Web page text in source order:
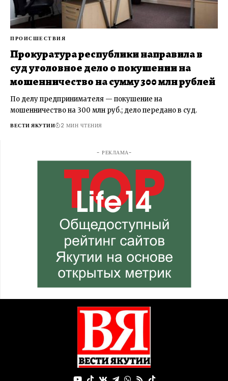
ПРОИСШЕСТВИЯ
Прокуратура республики направила в
суд уголовное дело о покушении на
мошенничество на сумму 300 млн рублей
По делу предпринимателя — покушение на
мошенничество на 300 млн руб.; дело передано в суд.
ВЕСТИ ЯКУТИИ 2 МИН ЧТЕНИЯ
- РЕКЛАМА-